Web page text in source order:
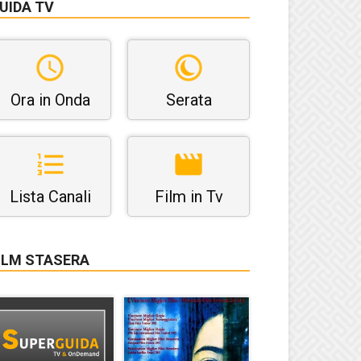
TV
Ora in Onda Serata
Lista Canali Film in Tv
STASERA